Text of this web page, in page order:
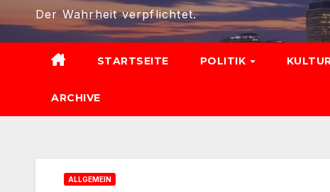
Der Wahrheit verpflichtet.
STARTSEITE POLITIK
ARCHIVE
ALLGEMEIN